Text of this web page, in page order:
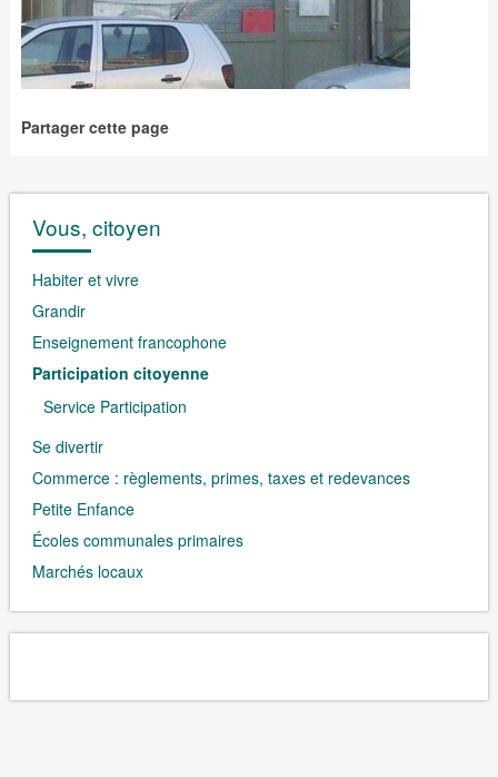
Partager cette page
Vous, citoyen
Habiter et vivre
Grandir
Enseignement francophone
Participation citoyenne
Service Participation
Se divertir
Commerce : règlements, primes, taxes et redevances
Petite Enfance
Écoles communales primaires
Marchés locaux